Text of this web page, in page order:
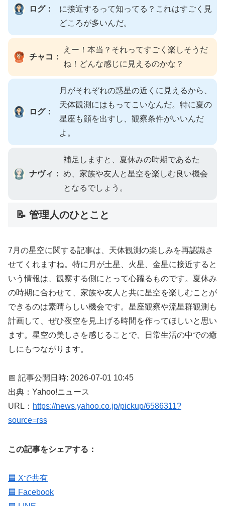
ログ：
に接近するって知ってる？これはすごく見
どころが多いんだ。
チャコ：
えー！本当？それってすごく楽しそうだ
ね！どんな感じに見えるのかな？
ログ：
月がそれぞれの惑星の近くに見えるから、
天体観測にはもってこいなんだ。特に夏の
星座も顔を出すし、観察条件がいいんだ
よ。
ナヴィ：
補足しますと、夏休みの時期であるた
め、家族や友人と星空を楽しむ良い機会
となるでしょう。
📝 管理人のひとこと
7月の星空に関する記事は、天体観測の楽しみを再認識さ
せてくれますね。特に月が土星、火星、金星に接近すると
いう情報は、観察する側にとって心躍るものです。夏休み
の時期に合わせて、家族や友人と共に星空を楽しむことが
できるのは素晴らしい機会です。星座観察や流星群観測も
計画して、ぜひ夜空を見上げる時間を作ってほしいと思い
ます。星空の美しさを感じることで、日常生活の中での癒
しにもつながります。
📅 記事公開日時: 2026-07-01 10:45
出典：Yahoo!ニュース
URL： https://news.yahoo.co.jp/pickup/6586311?
source=rss
この記事をシェアする：
🟦 Xで共有
🟦 Facebook